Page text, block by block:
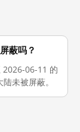
蔽吗？
2026-06-11 的
未被屏蔽。